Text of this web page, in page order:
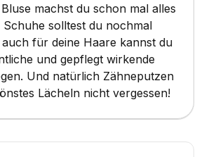
machst du schon mal alles
Schuhe solltest du nochmal
für deine Haare kannst du
und gepflegt wirkende
Und natürlich Zähneputzen
Lächeln nicht vergessen!